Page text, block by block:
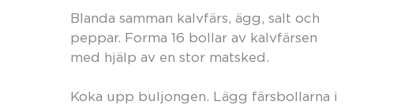
Blanda samman kalvfärs, ägg, salt och
peppar. Forma 16 bollar av kalvfärsen
med hjälp av en stor matsked.
Koka upp buljongen. Lägg färsbollarna i